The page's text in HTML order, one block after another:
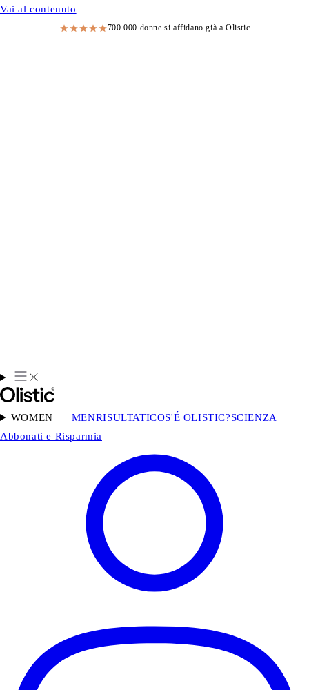
Vai al contenuto
700.000 donne si affidano già a Olistic
WOMEN MENRISULTATICOS'É OLISTIC?SCIENZA
Abbonati e Risparmia